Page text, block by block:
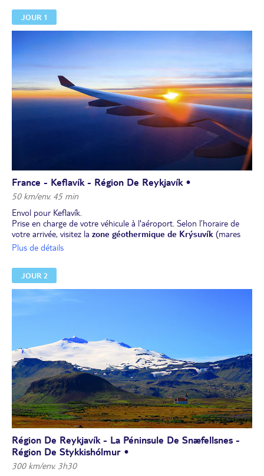
JOUR 1
France - Keflavík - Région De Reykjavík •
50 km/env. 45 min
Envol pour Keflavík.
Prise en charge de votre véhicule à l'aéroport. Selon l’horaire de
votre arrivée, visitez la zone géothermique de Krýsuvík (mares
bouillonnantes, solfatares, fumerolles) ou découvrez à votre
l'une des excursions optionnelles proposées dans la rubrique
"Activités optionnelles" (voir plus bas).
Dîner libre.
Nuit dans la région de Reykjavík.
Plus de détails
JOUR 2
Région De Reykjavík - La Péninsule De Snæfellsnes -
Région De Stykkishólmur •
300 km/env. 3h30